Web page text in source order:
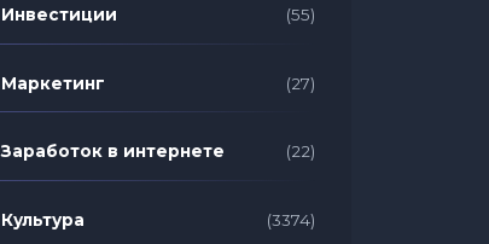
Инвестиции (55)
Маркетинг (27)
Заработок в интернете (22)
Культура (3374)